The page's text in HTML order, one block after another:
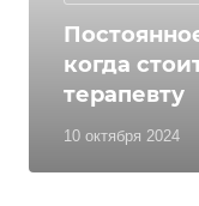
10 октября 2024
когда
терапевту